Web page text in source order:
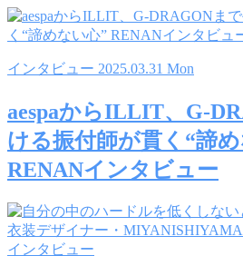
インタビュー 2025.03.31 Mon
aespaからILLIT、G-
ける振付師が貫く“諦
RENANインタビュー